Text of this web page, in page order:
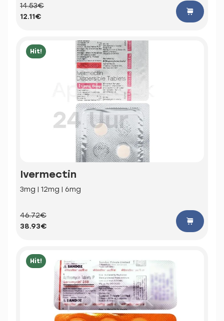
14.53€
12.11€
Hit!
Ivermectin
3mg | 12mg | 6mg
46.72€
38.93€
Hit!